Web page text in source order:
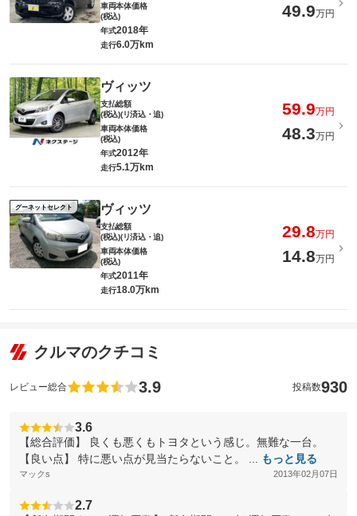
車両本体価格
(税込)
49.9万円
年式2018年
走行6.0万km
ヴィッツ
支払総額
(税込)(リ済込・追)
59.9万円
車両本体価格
(税込)
48.3万円
年式2012年
走行5.1万km
グーネットセレクト ヴィッツ
支払総額
(税込)(リ済込・追)
29.8万円
車両本体価格
(税込)
14.8万円
年式2011年
走行18.0万km
クルマのクチコミ
レビュー総合 3.9 投稿数930
3.6
【総合評価】 良くも悪くもトヨタという感じ。無難な一台。
【良い点】 特に悪い点が見当たらないこと。 ...
もっと見る
マックs 2013年02月07日
2.7